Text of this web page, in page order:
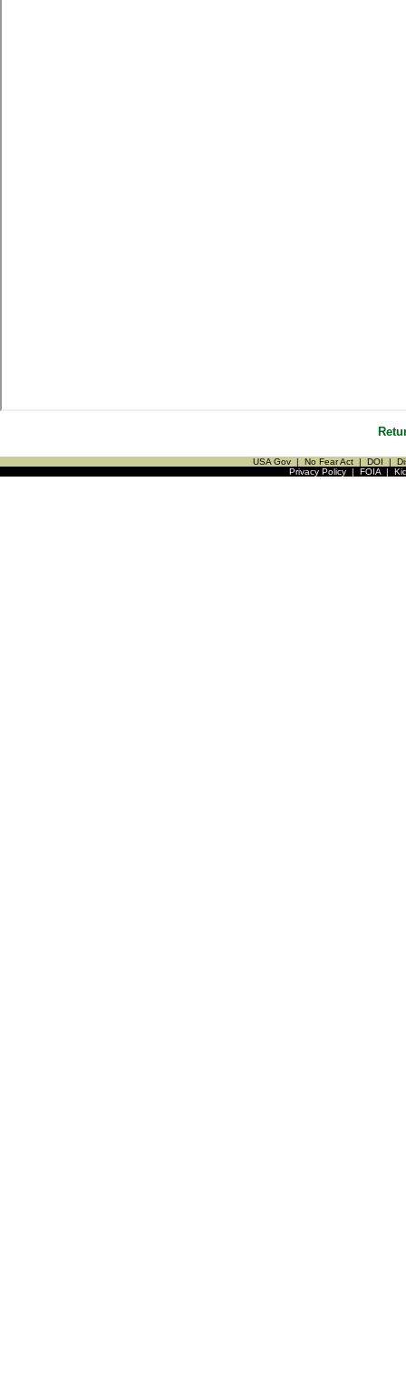
USA Gov | No Fear Act | DOI |
Privacy Policy| FOIA|